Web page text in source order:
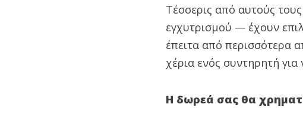
Τέσσερις από αυτούς
εγχυτρισμού — έχουν
έπειτα από περισσότερα
χέρια ενός συντηρητή
Η δωρεά σας θα